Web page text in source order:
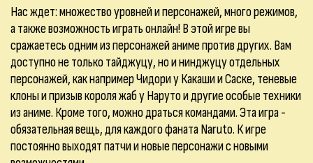
Нас ждет: множество уровней и персонажей, много режимов,
а также возможность играть онлайн! В этой игре вы
сражаетесь одним из персонажей аниме против других. Вам
доступно не только тайджуцу, но и нинджуцу отдельных
персонажей, как например Чидори у Какаши и Саске, теневые
клоны и призыв короля жаб у Наруто и другие особые техники
из аниме. Кроме того, можно драться командами. Эта игра -
обязательная вещь, для каждого фаната Naruto. К игре
постоянно выходят патчи и новые персонажи с новыми